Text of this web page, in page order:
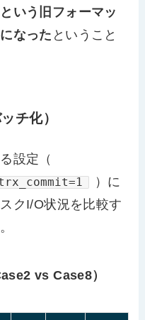
いう旧フォーマッ
なった ということ
チ化）
設定（
）に
クI/O状況を比較す
vs Case8）